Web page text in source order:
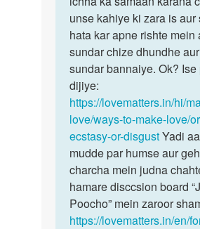
Shreya
unse kahiye ki zara is aur
hata kar apne rishte mein
sundar chize dhundhe
sundar bannaiye. Ok?
dijiye:
https://lovematters.in/hi/
love/ways-to-make-love/
ecstasy-or-disgustYadi
mudde par humse aur
charcha mein judna
hamare disccsion board
Poocho” mein zaroor
https://lovematters.in/en/